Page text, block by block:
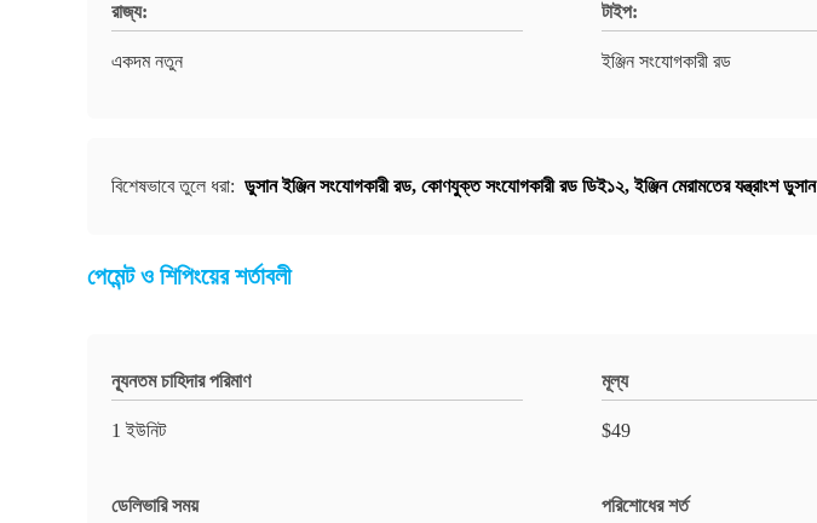
রাজ্য:
একদম নতুন
টাইপ:
ইঞ্জিন সংযোগকারী রড
বিশেষভাবে তুলে ধরা: ডুসান ইঞ্জিন সংযোগকারী রড, কোণযুক্ত সংযোগকারী রড ডিই১২,ইঞ্জিন মেরামতের যন্ত্রাংশ ডুসান
পেমেন্ট ও শিপিংয়ের শর্তাবলী
ন্যূনতম চাহিদার পরিমাণ
1 ইউনিট
মূল্য
$49
ডেলিভারি সময় পরিশোধের শর্ত